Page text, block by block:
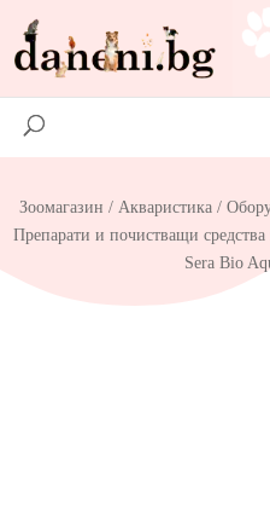
Зоомагазин /Акваристика /
Препарати и почистващи
Sera Bio